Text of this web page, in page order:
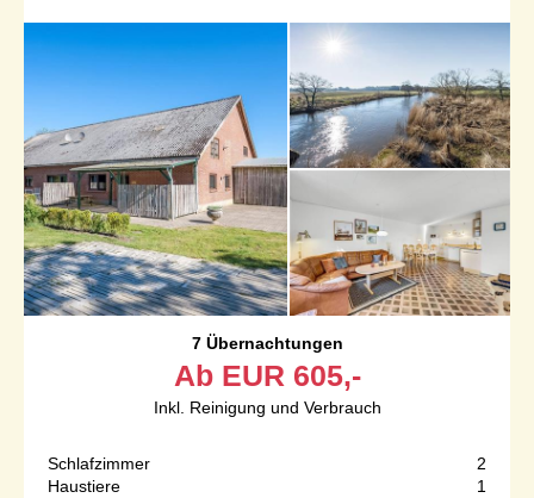
7 Übernachtungen
Ab EUR 605,-
Inkl. Reinigung und Verbrauch
Schlafzimmer
2
Haustiere
1